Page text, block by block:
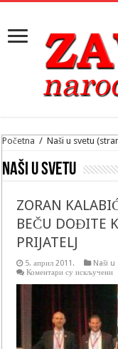
Početna / Naši u svetu
Naši u svetu
ZORAN
BEČU DOĐITE
PRIJATELJ
5. април 2011. Naši u
Коментари су искљученина
U